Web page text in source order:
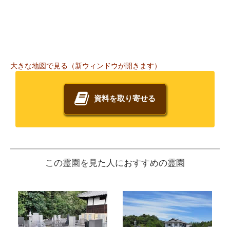
大きな地図で見る（新ウィンドウが開きます）
資料を取り寄せる
この霊園を見た人におすすめの霊園